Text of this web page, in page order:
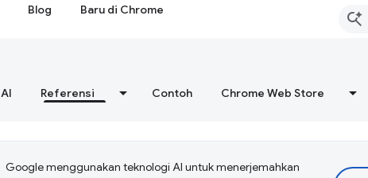
Blog Baru di Chrome
AI Referensi Contoh Chrome Web Store
Google menggunakan teknologi AI untuk menerjemahkan